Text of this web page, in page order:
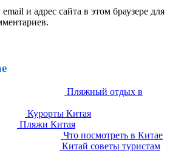
и адрес сайта в этом браузере для
Пляжный отдых в
Курорты Китая
Пляжи Китая
Что посмотреть в Китае
Китай советы туристам